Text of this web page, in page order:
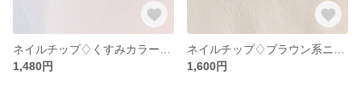
1,480円
1,600円